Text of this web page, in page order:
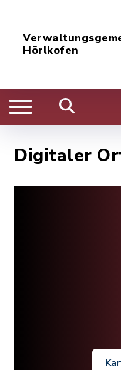
Hörlkofen
Digitaler